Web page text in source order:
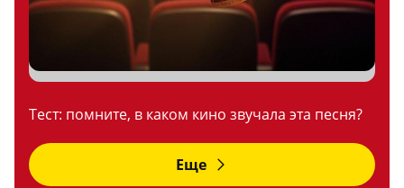
Тест: помните, в каком кино звучала эта песня?
Еще